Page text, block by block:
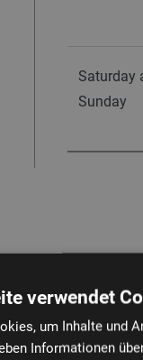
Saturday
Sunday
verwendet
um Inhalte und
Informationen